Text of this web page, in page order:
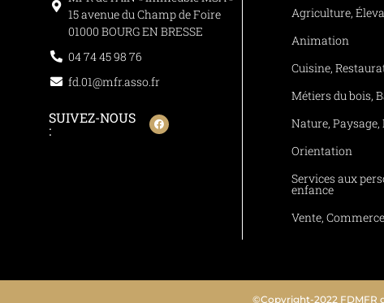
15 avenue du Champ de Foire
01000 BOURG EN BRESSE
04 74 45 98 76
fd.01@mfr.asso.fr
SUIVEZ-NOUS
:
Agriculture,
Animation
Cuisine,
Métiers du bois,
Nature,
Orientation
Services aux
enfance
Vente,
©Copyright-2022 FDMFR